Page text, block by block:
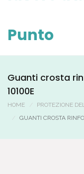
Guanti crosta
10100E
HOME PROTEZIONE
GUANTI CROSTA